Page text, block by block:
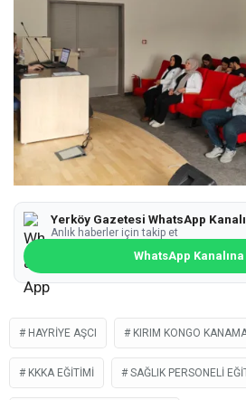
Yerköy Gazetesi WhatsApp Kanalı
Anlık haberler için takip et
WhatsApp Kanalına
HAYRIYE AŞCI KIRIM KONGO
KKKA EĞITIMI SAĞLIK PERSONELI